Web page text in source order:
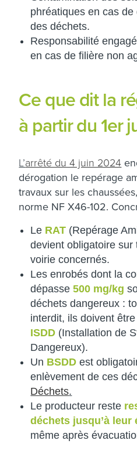
phréatiques en cas
des déchets.
Responsabilité
en cas de filière non
Ce que dit la
à partir du 1er
L’arrêté du 4 juin 2024
dérogation le repérage
travaux sur les
norme NF X46-102.
Le RAT (Repérage
devient obligatoire
voirie concernés.
Les enrobés dont la
dépasse500 mg/kg
déchets dangereux :
interdit, ils doivent
ISDD (Installation de
Dangereux).
Un BSDD est
enlèvement de ces
Déchets.
Le producteur reste
déchets jusqu’à
même après